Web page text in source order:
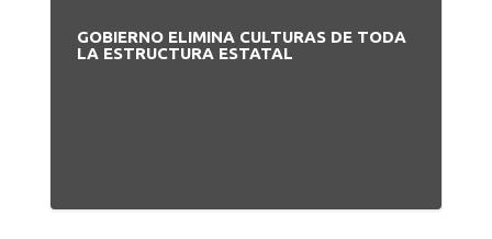
GOBIERNO ELIMINA CULTURAS DE TODA
LA ESTRUCTURA ESTATAL